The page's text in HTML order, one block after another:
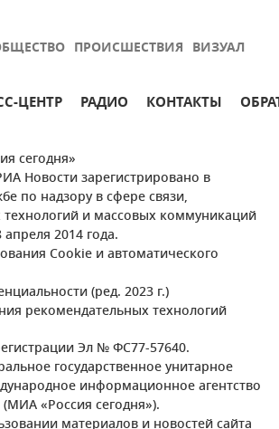
ПРОИСШЕСТВИЯ ВИЗУАЛ
ЦЕНТР РАДИО КОНТАКТЫ
сегодня»
Новости зарегистрировано в
по надзору в сфере связи,
и массовых коммуникаций
2014 года.
Cookie и автоматического
(ред. 2023 г.)
рекомендательных технологий
Эл № ФС77-57640.
государственное унитарное
информационное агентство
(МИА «Россия сегодня»).